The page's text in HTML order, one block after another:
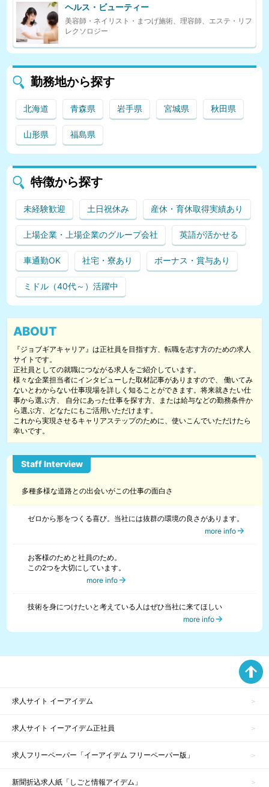
ヘルス・ビューティー
美容師・ネイリスト・まつげ施術、理容師、エステ・リフ
レクソロジー
勤務地から探す
北海道 青森県 岩手県 宮城県 秋田県
山形県 福島県
特徴から探す
未経験歓迎 土日祝休み 産休・育休取得実績あり
上場企業・上場企業のグループ会社 英語が活かせる
車通勤OK 社宅・寮あり ボーナス・賞与あり
ミドル（40代～）活躍中
ABOUT
『ジョブギアキャリア』は正社員を目指す方、転職を志す方のための求人
サイトです。
正社員としての就職につながる求人をご紹介しています。
様々な企業担当者にインタビューした取材記事がありますので、 働いてみ
ないとわからない仕事現場を詳しく知ることができます。将来就きたい仕
事から選ぶ方、 自分にあった仕事を探す方、または給与などの勤務条件か
ら選ぶ方、どなたにもご活用いただけます。
これから実現させるキャリアステップのために、使いこんでいただけたら
幸いです。
多種多様な道路との出会いがこの仕事の面白さ
ゼロから形をつくる喜び。当社には抜群の環境の良さがあります。
more info
お客様のためと社員のため。
この2つを大切にしています。
more info
技術を身につけたいと考えている人はぜひ当社に来てほしい
more info
求人サイト イーアイデム
求人サイト イーアイデム正社員
求人フリーペーパー「イーアイデム フリーペーパー版」
新聞折込求人紙「しごと情報アイデム」